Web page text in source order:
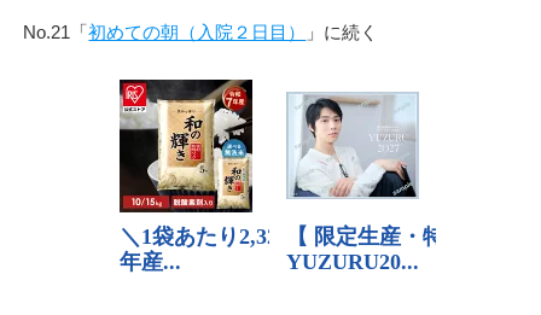
No.21「初めての朝（入院２日目） 」に続く